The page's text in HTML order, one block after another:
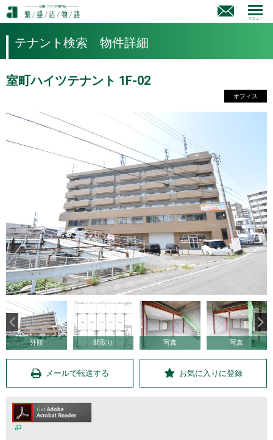
メニュー
テナント検索 物件詳細
室町ハイツテナント 1F-02
オフィス
外観 間取り 写真 写真
メールで転送する お気に入りに登録